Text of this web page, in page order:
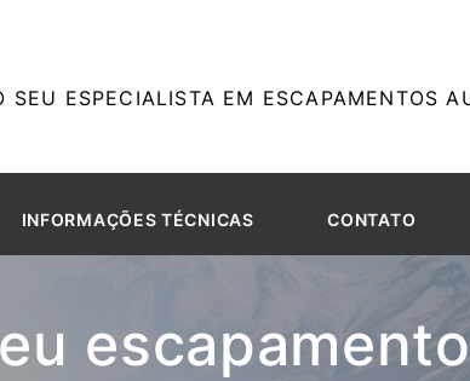
SEU ESPECIALISTA EM ESCAPAMENTOS
INFORMAÇÕES TÉCNICAS CONTATO